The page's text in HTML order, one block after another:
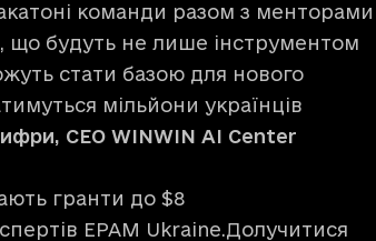
команди разом з менторами
будуть не лише інструментом
стати базою для нового
мільйони українців
CEO WINWIN AI Center
гранти до $8
EPAM Ukraine.Долучитися